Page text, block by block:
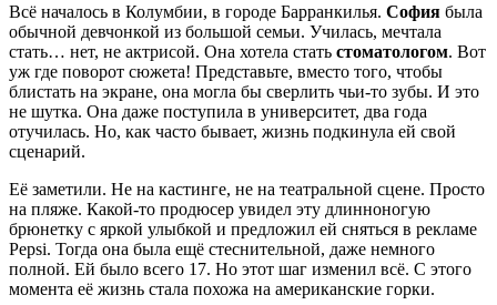
Всё началось в Колумбии, в городе Барранкилья. София была
обычной девчонкой из большой семьи. Училась, мечтала
стать… нет, не актрисой. Она хотела стать стоматологом. Вот
уж где поворот сюжета! Представьте, вместо того, чтобы
блистать на экране, она могла бы сверлить чьи-то зубы. И это
не шутка. Она даже поступила в университет, два года
отучилась. Но, как часто бывает, жизнь подкинула ей свой
сценарий.
Её заметили. Не на кастинге, не на театральной сцене. Просто
на пляже. Какой-то продюсер увидел эту длинноногую
брюнетку с яркой улыбкой и предложил ей сняться в рекламе
Pepsi. Тогда она была ещё стеснительной, даже немного
полной. Ей было всего 17. Но этот шаг изменил всё. С этого
момента её жизнь стала похожа на американские горки.